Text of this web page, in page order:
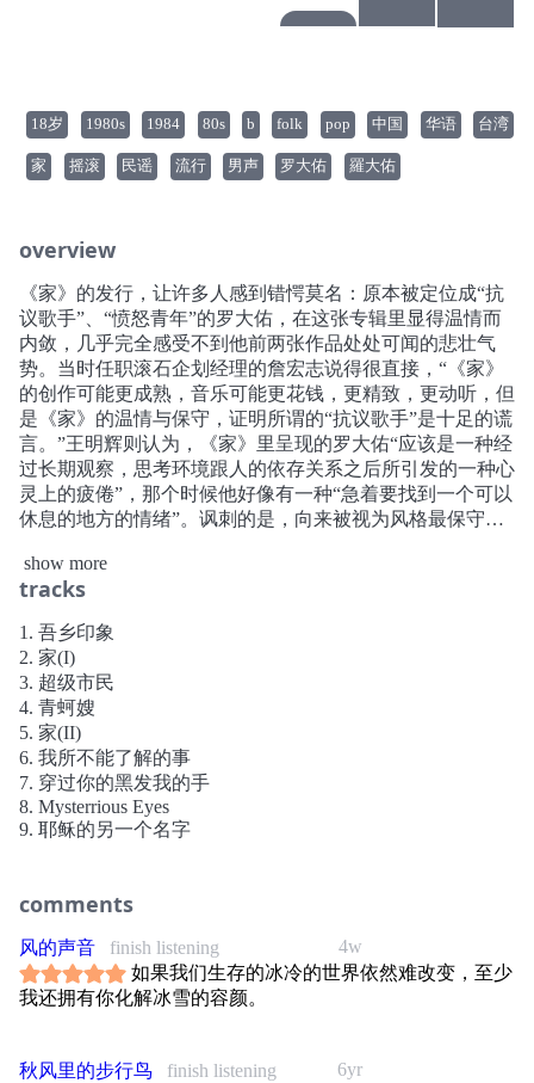
18岁 1980s 1984 80s b folk pop 中国 华语 台湾
家 摇滚 民谣 流行 男声 罗大佑 羅大佑
overview
《家》的发行，让许多人感到错愕莫名：原本被定位成“抗
议歌手”、“愤怒青年”的罗大佑，在这张专辑里显得温情而
内敛，几乎完全感受不到他前两张作品处处可闻的悲壮气
势。当时任职滚石企划经理的詹宏志说得很直接，“《家》
的创作可能更成熟，音乐可能更花钱，更精致，更动听，但
是《家》的温情与保守，证明所谓的“抗议歌手”是十足的谎
言。”王明辉则认为，《家》里呈现的罗大佑“应该是一种经
过长期观察，思考环境跟人的依存关系之后所引发的一种心
灵上的疲倦”，那个时候他好像有一种“急着要找到一个可以
休息的地方的情绪”。讽刺的是，向来被视为风格最保守的
事隔多年，罗大佑对这张专辑的处境有更清楚的体会，他表
示当时自己承受的压力已经超出所能容忍的极限，“自己觉
得有很多东西扛不下来了，也就是说自己想讲的话已经到了
一个顶点”。《之乎者也》和《未来的主人翁》掀起的风暴
使他被冠上“抗议歌手”之类的头衔，甚至在当时的政治环境
下同时遭到来自政府当局和党外势力的压力——前者嫌他不
规矩，后者嫌他不够激进，《家》风格上的凸变，其实也代
表着打破这个既定形象的企图。可惜当内在外在的矛盾都没
有获得解决时，当时的罗大佑并没有办法独力从这个盘根错
节的网络解脱出来。回头去看《家》，罗大佑认为这是一
张“企图跳出某个框框，却又受限于更大的框框”，以致仍然
无法充份淋漓施展的一张作品。
丰富的一张，为了追求和前两张摇滚曲的不同质感，罗大佑
的歌是在东京录制的。《吾乡印象》八分多钟的曲子里加入
了胡琴、月琴、把乌等传统乐器，层层叠叠的音效，细腻的
编曲结构加上罗大佑吟哦式的唱腔，透露出和前作完全不同
不仅诚恳地道出创作者内在的渴盼，也和前作处理爱情时低
show more
tracks
1. 吾乡印象
2. 家(I)
3. 超级市民
4. 青蚵嫂
5. 家(II)
6. 我所不能了解的事
7. 穿过你的黑发我的手
8. Mysterrious Eyes
9. 耶稣的另一个名字
comments
4w
风的声音
finish listening
如果我们生存的冰冷的世界依然难改变，至少
我还拥有你化解冰雪的容颜。
6yr
秋风里的步行鸟
finish listening